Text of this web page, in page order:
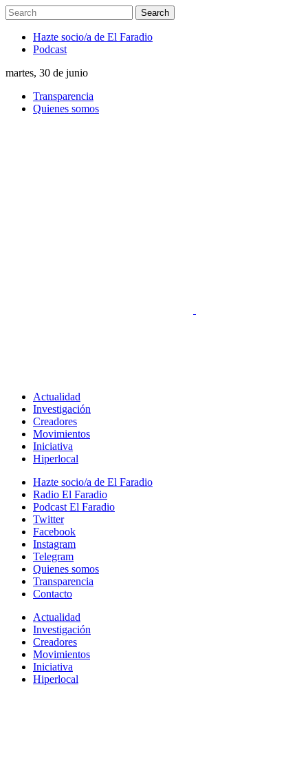
Hazte socio/a de El Faradio
Podcast
martes, 30 de junio
Transparencia
Quienes somos
Actualidad
Investigación
Creadores
Movimientos
Iniciativa
Hiperlocal
Hazte socio/a de El Faradio
Radio El Faradio
Podcast El Faradio
Twitter
Facebook
Instagram
Telegram
Quienes somos
Transparencia
Contacto
Actualidad
Investigación
Creadores
Movimientos
Iniciativa
Hiperlocal